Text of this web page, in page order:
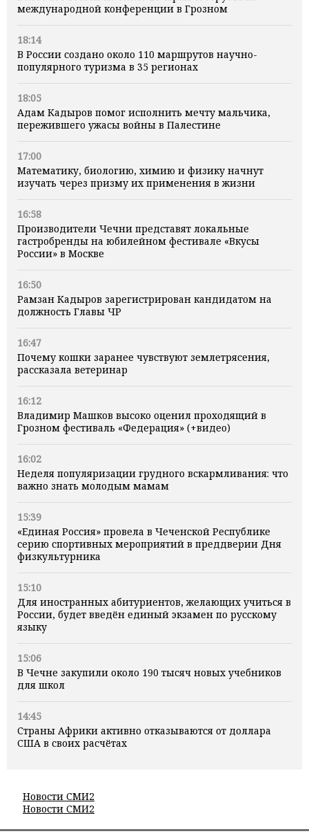
международной конференции в Грозном
18:14
В России создано около 110 маршрутов научно-
популярного туризма в 35 регионах
18:05
Адам Кадыров помог исполнить мечту мальчика,
пережившего ужасы войны в Палестине
17:00
Математику, биологию, химию и физику начнут
изучать через призму их применения в жизни
16:58
Производители Чечни представят локальные
гастробренды на юбилейном фестивале «Вкусы
России» в Москве
16:50
Рамзан Кадыров зарегистрирован кандидатом на
должность Главы ЧР
16:47
Почему кошки заранее чувствуют землетрясения,
рассказала ветеринар
16:12
Владимир Машков высоко оценил проходящий в
Грозном фестиваль «Федерация» (+видео)
16:02
Неделя популяризации грудного вскармливания: что
важно знать молодым мамам
15:39
«Единая Россия» провела в Чеченской Республике
серию спортивных мероприятий в преддверии Дня
физкультурника
15:10
Для иностранных абитуриентов, желающих учиться в
России, будет введён единый экзамен по русскому
языку
15:06
В Чечне закупили около 190 тысяч новых учебников
для школ
14:45
Страны Африки активно отказываются от доллара
США в своих расчётах
Новости СМИ2
Новости СМИ2